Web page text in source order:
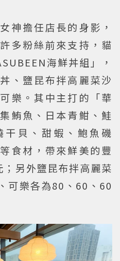
神擔任店長的身影，
多粉絲前來支持，貓
海鮮丼組」，
、鹽昆布拌高麗菜沙
樂。其中主打的「華
鮪魚、日本青魽、鮭
干貝、甜蝦、鮑魚磯
食材，帶來鮮美的豐
另外鹽昆布拌高麗菜
可樂各為80、60、60